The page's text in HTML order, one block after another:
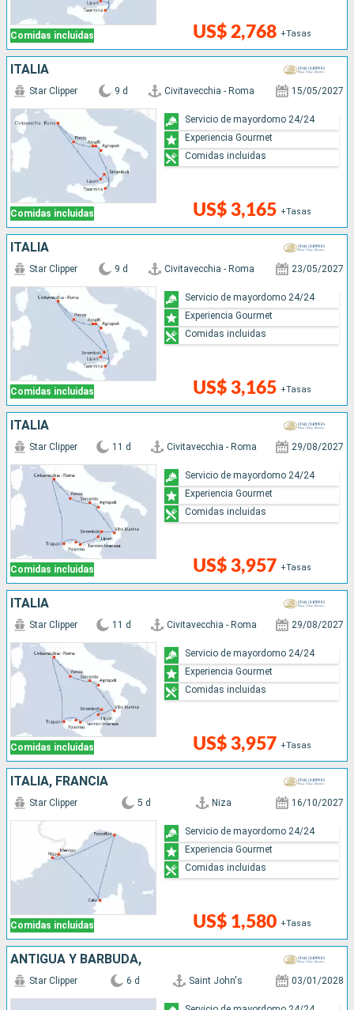
Comidas incluidas US$ 2,768 +Tasas
ITALIA
Comidas incluidas
Star Clipper 9 d Civitavecchia - Roma 15/05/2027
US$ 3,165 +Tasas
Servicio de mayordomo 24/24
Experiencia Gourmet
Comidas incluidas
ITALIA
Comidas incluidas
Star Clipper 9 d Civitavecchia - Roma 23/05/2027
US$ 3,165 +Tasas
Servicio de mayordomo 24/24
Experiencia Gourmet
Comidas incluidas
ITALIA
Comidas incluidas
Star Clipper 11 d Civitavecchia - Roma 29/08/2027
US$ 3,957 +Tasas
Servicio de mayordomo 24/24
Experiencia Gourmet
Comidas incluidas
ITALIA
Comidas incluidas
Star Clipper 11 d Civitavecchia - Roma 29/08/2027
US$ 3,957 +Tasas
Servicio de mayordomo 24/24
Experiencia Gourmet
Comidas incluidas
ITALIA, FRANCIA
Comidas incluidas
Star Clipper 5 d Niza 16/10/2027
US$ 1,580 +Tasas
Servicio de mayordomo 24/24
Experiencia Gourmet
Comidas incluidas
ANTIGUA Y BARBUDA,
Star Clipper 6 d Saint John's 03/01/2028